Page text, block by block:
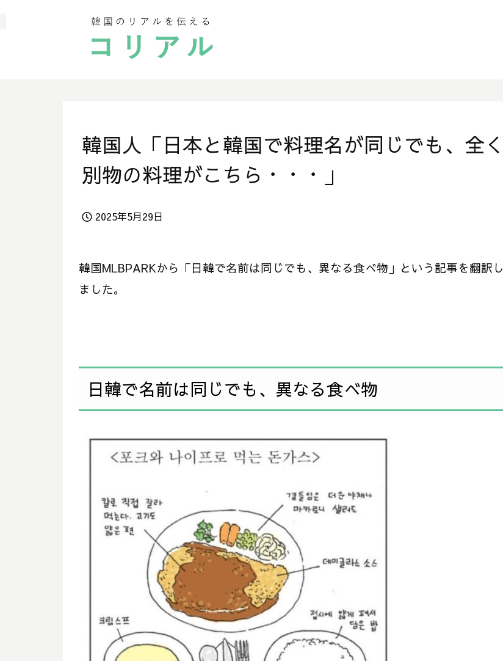
韓国人「日本と韓国で料理名が同じでも、全く
別物の料理がこちら・・・」
2025年5月29日
韓国MLBPARKから「日韓で名前は同じでも、異なる食べ物」という記事を翻訳し
ました。
日韓で名前は同じでも、異なる食べ物